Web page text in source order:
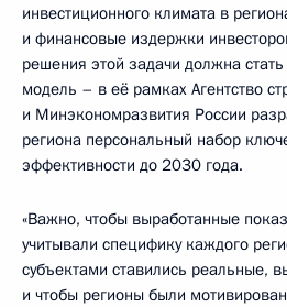
инвестиционного климата в
и финансовые издержки
решения этой задачи должна
модель – в её рамках Агентство
и Минэкономразвития России
региона персональный набор
эффективности до 2030 года.
«Важно, чтобы выработанные
учитывали специфику каждого
субъектами ставились реальные,
и чтобы регионы были